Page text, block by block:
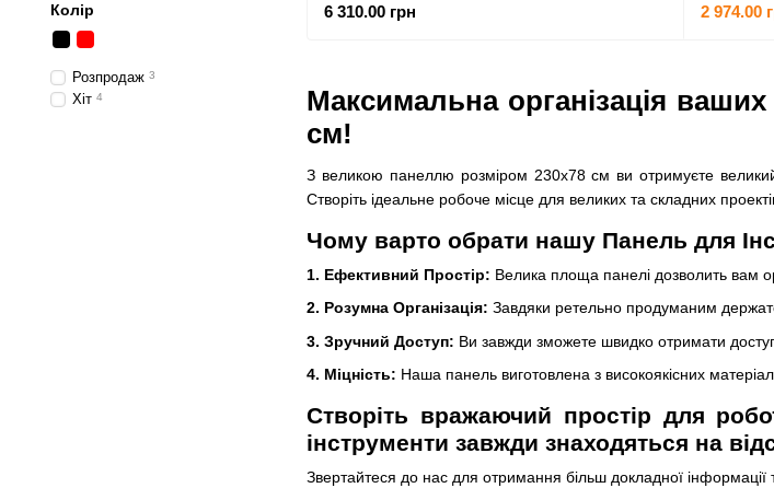
Максимальна організація
см!
З великою панеллю розміром 230х78 см ви отримуєте
Створіть ідеальне робоче місце для великих та складних
Чому варто обрати нашу Панель для
1. Ефективний Простір: Велика площа панелі дозволить вам
2. Розумна Організація: Завдяки ретельно продуманим
3. Зручний Доступ: Ви завжди зможете швидко отримати доступ
4. Міцність: Наша панель виготовлена з високоякісних
Створіть вражаючий простір для
інструменти завжди знаходяться на
Звертайтеся до нас для отримання більш докладної
6 310.00 грн 2 974.00
Колір
Розпродаж 3
Хіт 4